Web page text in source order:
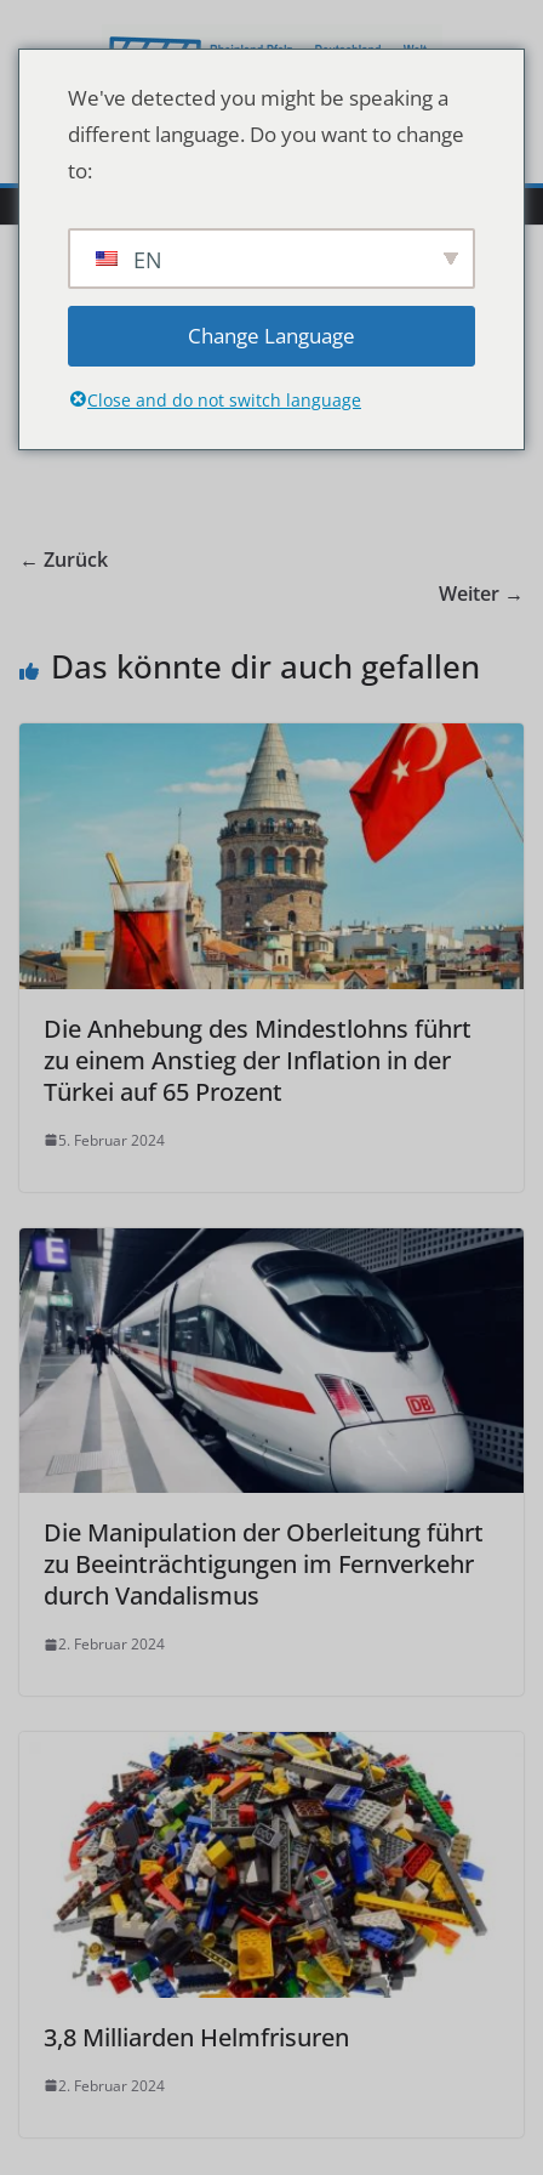
Inhalt
msh-medical-school-
hamburg-campustag
← Zurück
Weiter →
Das könnte dir auch gefallen
Die Anhebung des Mindestlohns führt
zu einem Anstieg der Inflation in der
Türkei auf 65 Prozent
5. Februar 2024
Die Manipulation der Oberleitung führt
zu Beeinträchtigungen im Fernverkehr
durch Vandalismus
2. Februar 2024
3,8 Milliarden Helmfrisuren
2. Februar 2024
We've detected you might be speaking a
different language. Do you want to change
to:
EN
Change Language
Close and do not switch language